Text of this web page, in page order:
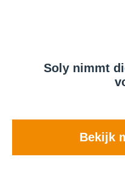
Soly nimmt
Bekijk